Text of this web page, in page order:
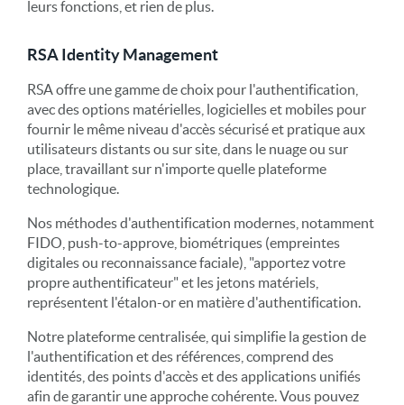
leurs fonctions, et rien de plus.
RSA Identity Management
RSA offre une gamme de choix pour l'authentification,
avec des options matérielles, logicielles et mobiles pour
fournir le même niveau d'accès sécurisé et pratique aux
utilisateurs distants ou sur site, dans le nuage ou sur
place, travaillant sur n'importe quelle plateforme
technologique.
Nos méthodes d'authentification modernes, notamment
FIDO, push-to-approve, biométriques (empreintes
digitales ou reconnaissance faciale), "apportez votre
propre authentificateur" et les jetons matériels,
représentent l'étalon-or en matière d'authentification.
Notre plateforme centralisée, qui simplifie la gestion de
l'authentification et des références, comprend des
identités, des points d'accès et des applications unifiés
afin de garantir une approche cohérente. Vous pouvez